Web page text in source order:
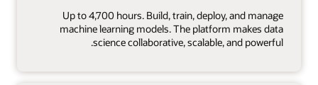
Up to 4,700 hours. Build, train, deploy, and manage
machine learning models. The platform makes data
science collaborative, scalable, and powerful.